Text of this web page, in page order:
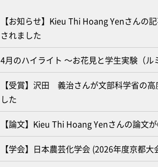
【お知らせ】Kieu Thi Hoang Yenさんの
されました
4月のハイライト ～お花見と学生実験（ル
【受賞】沢田 義治さんが文部科学省の
した
【論文】Kieu Thi Hoang Yenさんの論文
【学会】日本農芸化学会 (2026年度京都